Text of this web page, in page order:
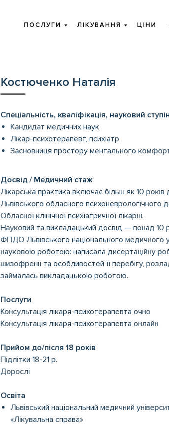
ПОСЛУГИ ЛІКУВАННЯ ЦІНИ
Костюченко Наталія
Спеціальність, кваліфікація, науковий
Кандидат медичних наук
Лікар-психотерапевт, психіатр
Засновниця простору ментального
Досвід / Медичний стаж
Лікарська практика включає більш як 10 років
Львівського обласного психоневрологічного
Обласної клінічної психіатричної лікарні.
Науковий та викладацький досвід — понад 10
ФПДО Львівського національного медичного
науковою роботою: написала дисертаційну
шизофренії та особливостей її перебігу,
займалась викладацькою роботою.
Послуги
Консультація лікаря-психотерапевта очно
Консультація лікаря-психотерапевта онлайн
Прийом до/після 18 років
Підлітки 18-21 р.
Дорослі
Освіта
Львівський національний медичний
«Лікувальна справа»